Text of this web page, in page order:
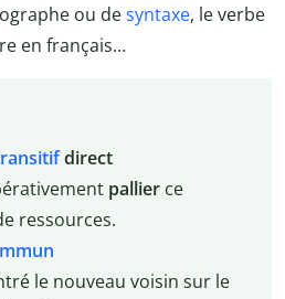
ou desyntaxe, le verbe
en français…
direct
pallierce
ressources.
le nouveau voisin sur le